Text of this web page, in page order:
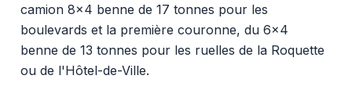
camion 8x4 benne de 17 tonnes pour les
boulevards et la première couronne, du 6x4
benne de 13 tonnes pour les ruelles de la Roquette
ou de l'Hôtel-de-Ville.